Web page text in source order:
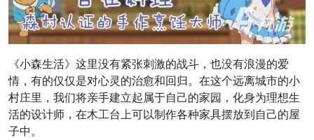
《小森生活》这里没有紧张刺激的战斗，也没有浪漫的爱
情，有的仅仅是对心灵的治愈和回归。在这个远离城市的小
村庄里，我们将亲手建立起属于自己的家园，化身为理想生
活的设计师，在木工台上可以制作各种家具摆放到自己的屋
子中。